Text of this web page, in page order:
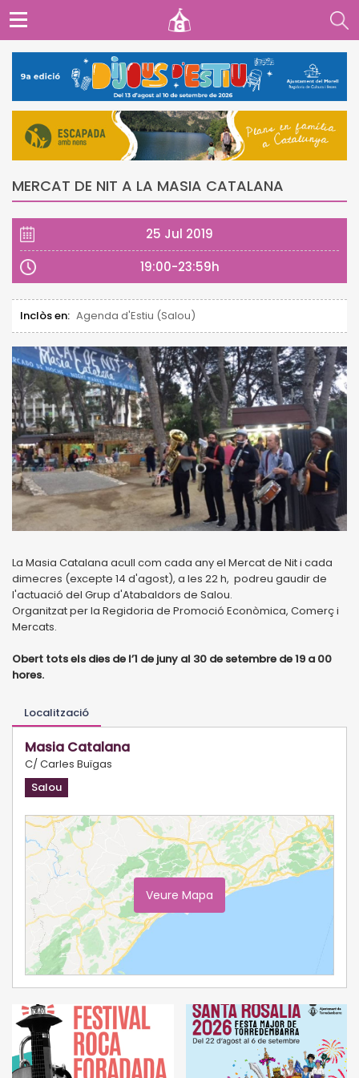
MERCAT DE NIT A LA MASIA CATALANA
25 Jul 2019
19:00-23:59h
Inclòs en: Agenda d'Estiu (Salou)
La Masia Catalana acull com cada any el Mercat de Nit i cada
dimecres (excepte 14 d'agost), a les 22 h, podreu gaudir de
l'actuació del Grup d'Atabaldors de Salou.
Organitzat per la Regidoria de Promoció Econòmica, Comerç i
Mercats.
Obert tots els dies de l’1 de juny al 30 de setembre de 19 a 00
hores.
Localització
Masia Catalana
C/ Carles Buïgas
Salou
Veure Mapa